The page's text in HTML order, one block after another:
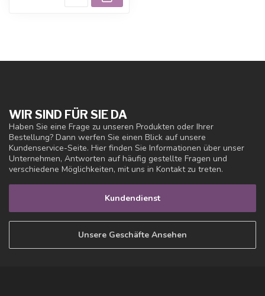
WIR SIND FÜR SIE DA
Haben Sie eine Frage zu unseren Produkten oder Ihrer
Bestellung? Dann werfen Sie einen Blick auf unsere
Kundenservice-Seite. Hier finden Sie Informationen über unser
Unternehmen, Antworten auf häufig gestellte Fragen und
verschiedene Möglichkeiten, mit uns in Kontakt zu treten.
Kundendienst
Unsere Geschäfte Ansehen